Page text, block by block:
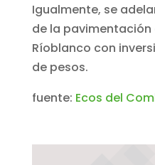
Igualmente, se
de la
Ríoblanco con
de pesos.
fuente: Ecos del